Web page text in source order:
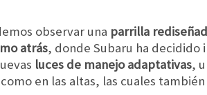
observar una parrilla
atrás, donde Subaru ha decidido
luces de manejo adaptativas,
en las altas, las cuales